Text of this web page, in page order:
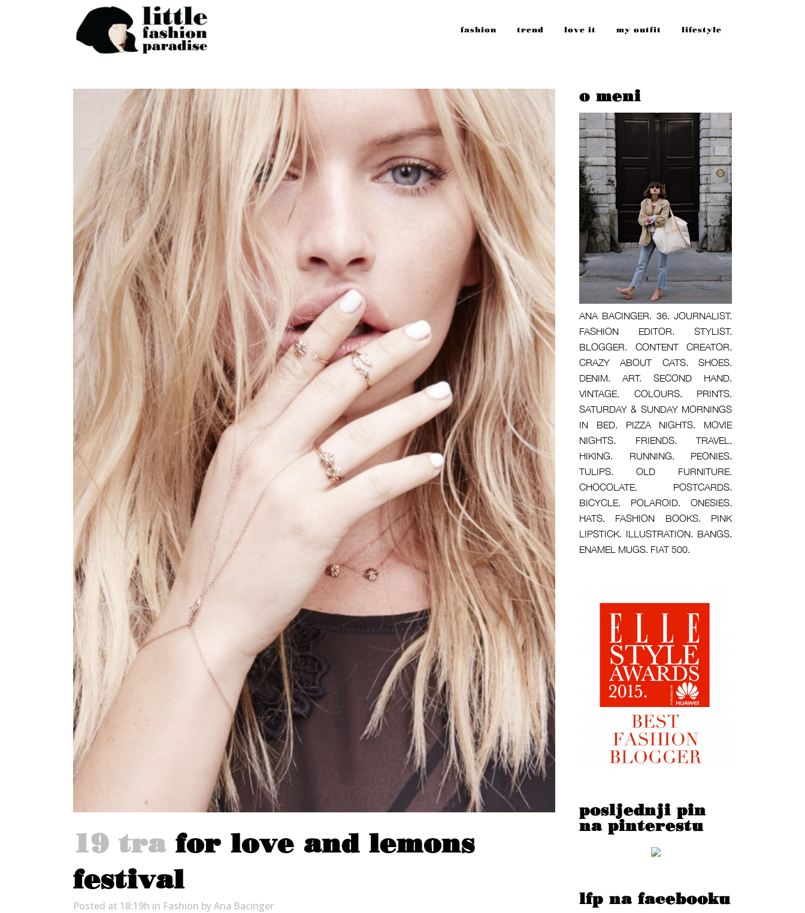
fashion trend love it my outfit lifestyle
19 trafor love and lemons
festival
Posted at 18:19h in Fashion byAna Bacinger
o meni
ANA BACINGER. 36. JOURNALIST.
FASHION EDITOR. STYLIST.
BLOGGER. CONTENT CREATOR.
CRAZY ABOUT CATS. SHOES.
DENIM. ART. SECOND HAND.
VINTAGE. COLOURS. PRINTS.
SATURDAY & SUNDAY MORNINGS
IN BED. PIZZA NIGHTS. MOVIE
NIGHTS. FRIENDS. TRAVEL.
HIKING. RUNNING. PEONIES.
TULIPS. OLD FURNITURE.
CHOCOLATE. POSTCARDS.
BICYCLE. POLAROID. ONESIES.
HATS. FASHION BOOKS. PINK
LIPSTICK. ILLUSTRATION. BANGS.
ENAMEL MUGS. FIAT 500.
posljednji pin
na pinterestu
lfp na facebooku